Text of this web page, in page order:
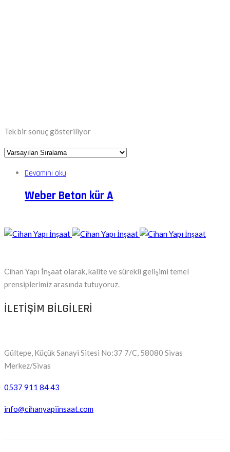
Tek bir sonuç gösteriliyor
Devamını oku
Weber Beton kür A
Cihan Yapı İnşaat olarak, kalite ve sürekli gelişimi temel
prensiplerimiz arasında tutuyoruz.
ILETIŞIM BILGILERI
Gültepe, Küçük Sanayi Sitesi No:37 7/C, 58080 Sivas
Merkez/Sivas
0537 911 84 43
info@cihanyapiinsaat.com